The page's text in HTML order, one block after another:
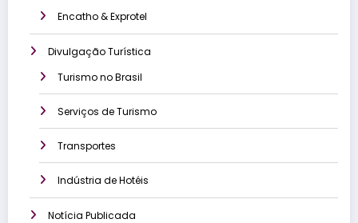
Encatho & Exprotel
Divulgação Turística
Turismo no Brasil
Serviços de Turismo
Transportes
Indústria de Hotéis
Notícia Publicada